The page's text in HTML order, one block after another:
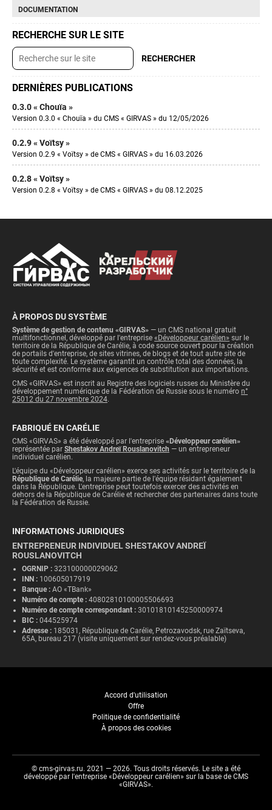
DOCUMENTATION
RECHERCHE SUR LE SITE
DERNIÈRES PUBLICATIONS
0.3.0 « Chouïa »
Version 0.3.0 « Chouïa » du CMS « GIRVAS » du 12/05/2026
0.2.9 « Voïtsy »
Version 0.2.9 « Voïtsy » de CMS « GIRVAS » du 16.03.2026
0.2.8 « Voïtsy »
Version 0.2.8 « Voïtsy » de CMS « GIRVAS » du 08.12.2025
À PROPOS DU SYSTÈME
Système de gestion de contenu «GIRVAS» — un CMS national gratuit
multifonctionnel, développé par l'entreprise «Développeur carélien» sur le
territoire de la République de Carélie, à code source ouvert pour la création
de portails d'entreprise, de sites vitrines, de blogs et de tout autre site de
toute complexité. Le système garantit un contrôle total des données, la
sécurité et est conforme aux exigences de substitution aux importations.
CMS «GIRVAS» est inscrit au Registre des logiciels russes du Ministère du
développement numérique de la Fédération de Russie sous le numéro n°
25012 du 27 novembre 2024.
FABRIQUÉ EN CARÉLIE
CMS «GIRVAS» a été développé par l'entreprise «Développeur carélien»
représentée par Shestakov Andreï Rouslanovitch — un entrepreneur
individuel carélien.
L'équipe du «Développeur carélien» exerce ses activités sur le territoire de la
République de Carélie, la majeure partie de l'équipe résidant également
dans la République. L'entreprise peut toutefois exercer des activités en
dehors de la République de Carélie et rechercher des partenaires dans toute
la Fédération de Russie.
INFORMATIONS JURIDIQUES
ENTREPRENEUR INDIVIDUEL SHESTAKOV ANDREÏ
ROUSLANOVITCH
OGRNIP : 323100000029062
INN : 100605017919
Banque : AO «TBank»
Numéro de compte : 40802810100005506693
Numéro de compte correspondant : 30101810145250000974
BIC : 044525974
Adresse : 185031, République de Carélie, Petrozavodsk, rue Zaïtseva,
65A, bureau 217 (visite uniquement sur rendez-vous préalable)
© cms-girvas.ru. 2021 — 2026. Tous droits réservés. Le site a été
développé par l'entreprise «Développeur carélien» sur la base de CMS
«GIRVAS».
Accord d'utilisation
Offre
Politique de confidentialité
À propos des cookies